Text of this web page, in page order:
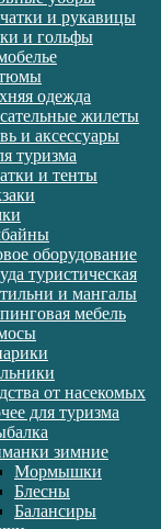
и рукавицы
и гольфы
одежда
жилеты
и аксессуары
туризма
и тенты
оборудование
туристическая
и мангалы
мебель
от насекомых
для туризма
зимние
Мормышки
Блесны
Балансиры